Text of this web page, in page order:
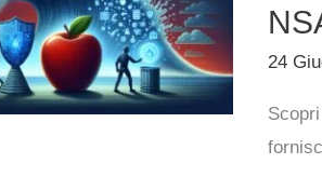
24
AMD
e